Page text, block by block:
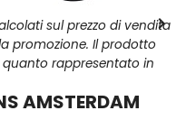

sul prezzo di vendita
promozione. Il prodotto
rappresentato in
AMSTERDAM